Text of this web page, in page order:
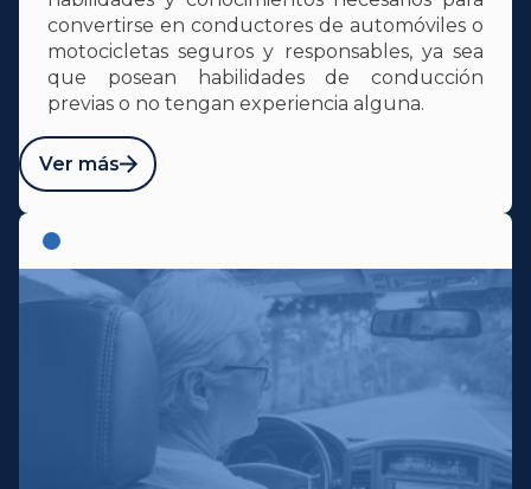
convertirse en conductores de automóviles o
motocicletas seguros y responsables, ya sea
que posean habilidades de conducción
previas o no tengan experiencia alguna.
Ver más